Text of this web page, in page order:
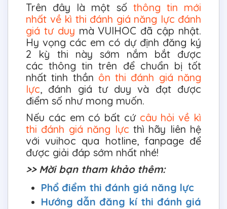
Trên đây là một số thông tin mới
nhất về kì thi đánh giá năng lực đánh
giá tư duy mà VUIHOC đã cập nhật.
Hy vọng các em có dự định đăng ký
2 kỳ thi này sớm nắm bắt được
các thông tin trên để chuẩn bị tốt
nhất tinh thần ôn thi đánh giá năng
lực, đánh giá tư duy và đạt được
điểm số như mong muốn.
Nếu các em có bất cứ câu hỏi về kì
thi đánh giá năng lực thì hãy liên hệ
với vuihoc qua hotline, fanpage để
được giải đáp sớm nhất nhé!
>> Mời bạn tham khảo thêm:
Phổ điểm thi đánh giá năng lực
Hướng dẫn đăng kí thi đánh giá